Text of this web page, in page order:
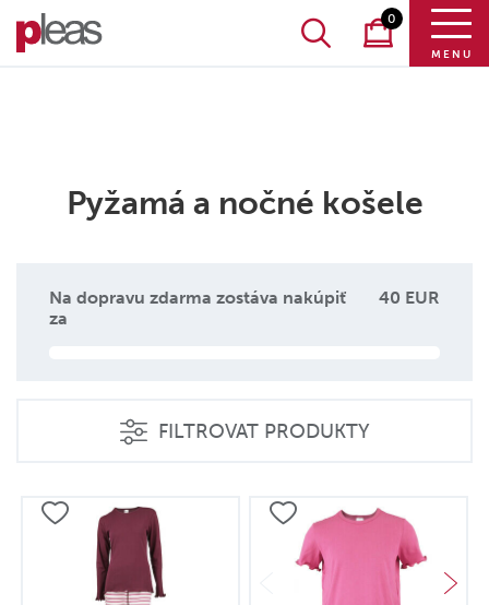
0
MENU
Pyžamá a nočné košele
Na dopravu zdarma zostáva nakúpiť
za
40 EUR
FILTROVAT PRODUKTY